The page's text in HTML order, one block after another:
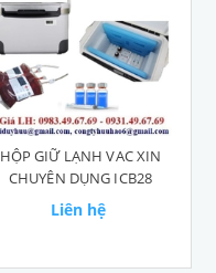
HỘP GIỮ LẠNH VAC XIN
CHUYÊN DỤNG ICB28
Liên hệ